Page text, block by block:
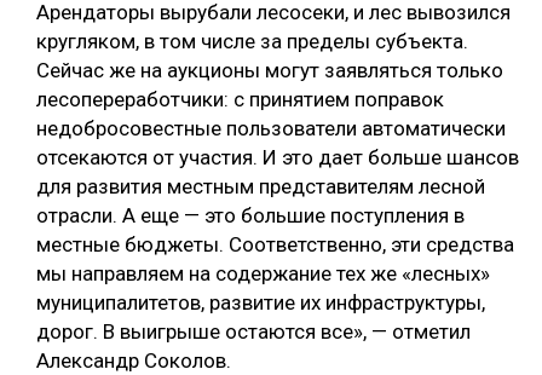
Арендаторы вырубали лесосеки, и лес вывозился
кругляком, в том числе за пределы субъекта.
Сейчас же на аукционы могут заявляться только
лесопереработчики: с принятием поправок
недобросовестные пользователи автоматически
отсекаются от участия. И это дает больше шансов
для развития местным представителям лесной
отрасли. А еще — это большие поступления в
местные бюджеты. Соответственно, эти средства
мы направляем на содержание тех же «лесных»
муниципалитетов, развитие их инфраструктуры,
дорог. В выигрыше остаются все», — отметил
Александр Соколов.